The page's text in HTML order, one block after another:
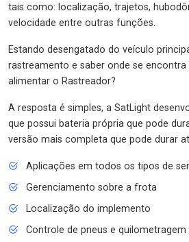
tais como: localização, trajetos,
velocidade entre outras funções.
Estando desengatado do veículo
rastreamento e saber onde se
alimentar o Rastreador?
A resposta é simples, a SatLight
que possui bateria própria que pode
versão mais completa que pode durar
Aplicações em todos os tipos de
Gerenciamento sobre a frota
Localização do implemento
Controle de pneus e